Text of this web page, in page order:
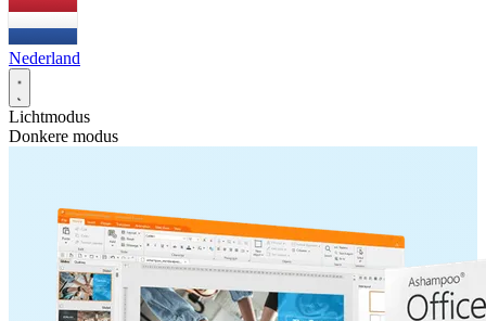
Nederland
Lichtmodus
Donkere modus